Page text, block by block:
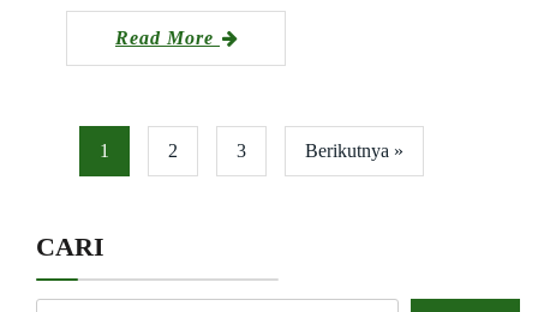
Read More
1 2 3 Berikutnya »
CARI